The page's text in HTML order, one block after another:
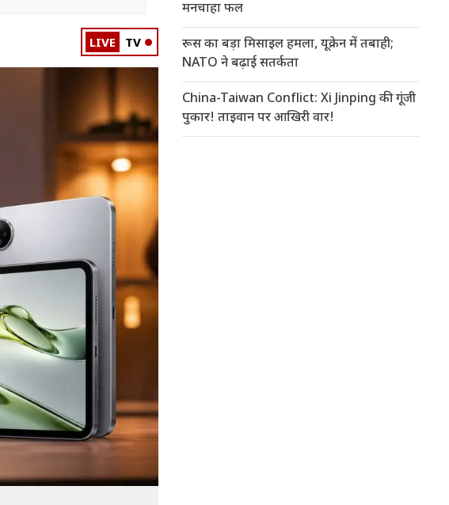
LIVE TV
मनचाहा फल
रूस का बड़ा मिसाइल हमला, यूक्रेन में तबाही;
NATO ने बढ़ाई सतर्कता
China-Taiwan Conflict: Xi Jinping की गूंजी
पुकार! ताइवान पर आखिरी वार!